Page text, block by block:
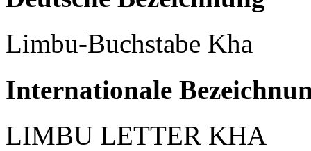
Limbu-Buchstabe Kha
Internationale
LIMBU LETTER KHA